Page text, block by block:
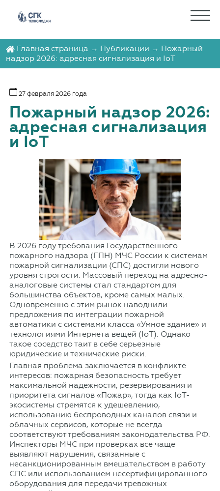
Главная страница → Публикации → Пожарный
надзор 2026: адресная сигнализация и IoT
27 февраля 2026 года
Пожарный надзор 2026:
адресная сигнализация
и IoT
В 2026 году требования Государственного
пожарного надзора (ГПН) МЧС России к системам
пожарной сигнализации (СПС) достигли нового
уровня строгости. Массовый переход на адресно-
аналоговые системы стал стандартом для
большинства объектов, кроме самых малых.
Одновременно с этим рынок наводнили
предложения по интеграции пожарной
автоматики с системами класса «Умное здание» и
технологиями Интернета вещей (IoT). Однако
такое соседство таит в себе серьезные
юридические и технические риски.
Главная проблема заключается в конфликте
интересов: пожарная безопасность требует
максимальной надежности, резервирования и
приоритета сигналов «Пожар», тогда как IoT-
экосистемы стремятся к удешевлению,
использованию беспроводных каналов связи и
облачных сервисов, которые не всегда
соответствуют требованиям законодательства РФ.
Инспекторы МЧС при проверках все чаще
выявляют нарушения, связанные с
несанкционированным вмешательством в работу
СПС или использованием несертифицированного
оборудования для передачи тревожных